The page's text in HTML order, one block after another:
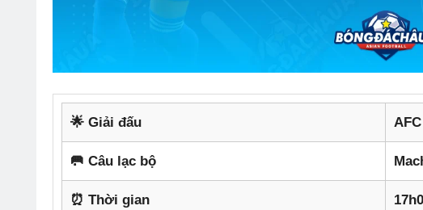
🌟 Giải đấu
🥅 Câu lạc bộ
⏰ Thời gian